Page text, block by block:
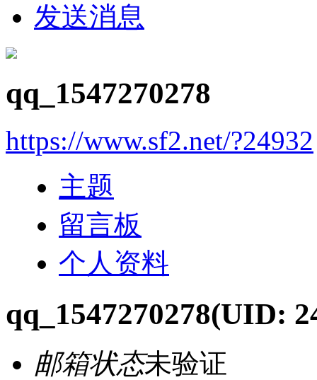
发送消息
qq_1547270278
https://www.sf2.net/?24932
主题
留言板
个人资料
qq_1547270278(UID:
邮箱状态未验证